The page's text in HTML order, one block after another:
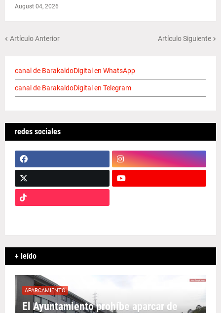
August 04, 2026
Artículo Anterior Artículo Siguiente
canal de BarakaldoDigital en WhatsApp
canal de BarakaldoDigital en Telegram
redes sociales
+ leído
APARCAMIENTO
El Ayuntamiento prohíbe aparcar de